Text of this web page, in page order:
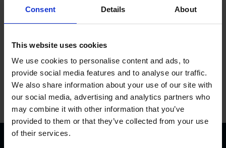
Consent Details About
This website uses cookies
We use cookies to personalise content and ads, to
provide social media features and to analyse our traffic.
We also share information about your use of our site with
our social media, advertising and analytics partners who
may combine it with other information that you’ve
provided to them or that they’ve collected from your use
of their services.
Dodaj do koszyka